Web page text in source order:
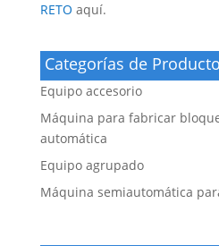
RETO aquí.
Categorías de Producto
Equipo accesorio
Máquina para fabricar
automática
Equipo agrupado
Máquina semiautomática